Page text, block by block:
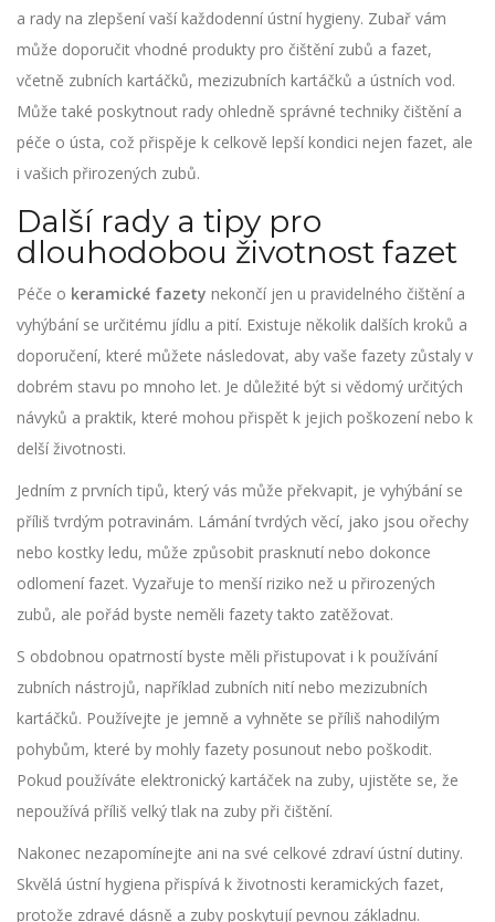
a rady na zlepšení vaší každodenní ústní hygieny. Zubař vám
může doporučit vhodné produkty pro čištění zubů a fazet,
včetně zubních kartáčků, mezizubních kartáčků a ústních vod.
Může také poskytnout rady ohledně správné techniky čištění a
péče o ústa, což přispěje k celkově lepší kondici nejen fazet, ale
i vašich přirozených zubů.
Další rady a tipy pro
dlouhodobou životnost fazet
Péče o keramické fazety nekončí jen u pravidelného čištění a
vyhýbání se určitému jídlu a pití. Existuje několik dalších kroků a
doporučení, které můžete následovat, aby vaše fazety zůstaly v
dobrém stavu po mnoho let. Je důležité být si vědomý určitých
návyků a praktik, které mohou přispět k jejich poškození nebo k
delší životnosti.
Jedním z prvních tipů, který vás může překvapit, je vyhýbání se
příliš tvrdým potravinám. Lámání tvrdých věcí, jako jsou ořechy
nebo kostky ledu, může způsobit prasknutí nebo dokonce
odlomení fazet. Vyzařuje to menší riziko než u přirozených
zubů, ale pořád byste neměli fazety takto zatěžovat.
S obdobnou opatrností byste měli přistupovat i k používání
zubních nástrojů, například zubních nití nebo mezizubních
kartáčků. Používejte je jemně a vyhněte se příliš nahodilým
pohybům, které by mohly fazety posunout nebo poškodit.
Pokud používáte elektronický kartáček na zuby, ujistěte se, že
nepoužívá příliš velký tlak na zuby při čištění.
Nakonec nezapomínejte ani na své celkové zdraví ústní dutiny.
Skvělá ústní hygiena přispívá k životnosti keramických fazet,
protože zdravé dásně a zuby poskytují pevnou základnu.